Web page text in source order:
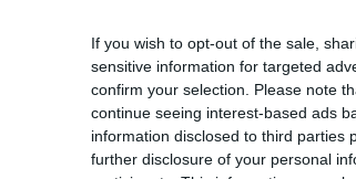
If you wish to opt-out of the sale,
sensitive information for targeted
confirm your selection. Please note
continue seeing interest-based ads
information disclosed to third parties
further disclosure of your personal
dans le même bâtiment que la Mairie sise sur une
la D18, non loin de l'église. 1) En provenance
village lorsque l'on verra côté gauche la façade
arborée, entrer sur ladite place (il y a aussi
La porte des toilettes est située à droite de
par une pancarte et par les lettres WC à sa
du lavabo, il y a un robinet-papillon sous
au fond de la place vers la médiathèque est